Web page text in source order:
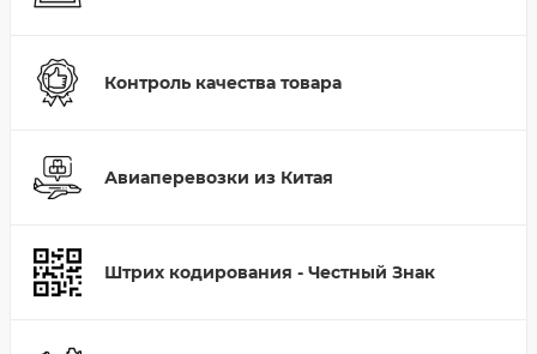
Контроль качества товара
Авиаперевозки из Китая
Штрих кодирования - Честный Знак